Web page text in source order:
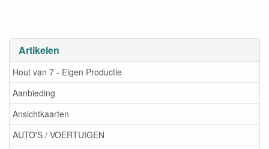
Artikelen
Hout van 7 - Eigen Productie
Aanbieding
Ansichtkaarten
AUTO'S / VOERTUIGEN